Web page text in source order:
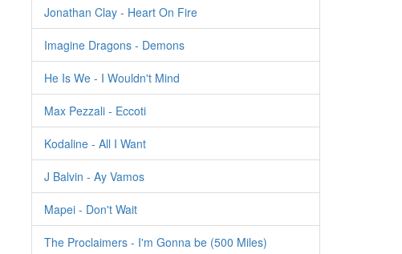
Jonathan Clay - Heart On Fire
Imagine Dragons - Demons
He Is We - I Wouldn't Mind
Max Pezzali - Eccoti
Kodaline - All I Want
J Balvin - Ay Vamos
Mapei - Don't Wait
The Proclaimers - I'm Gonna be (500 Miles)